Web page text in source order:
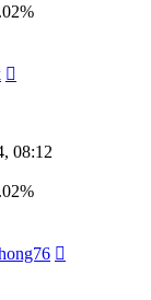
08:12